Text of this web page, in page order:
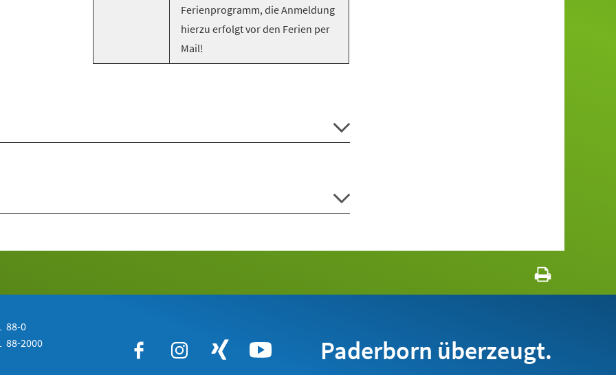
Ferienprogramm, die Anmeldung
hierzu erfolgt vor den Ferien per
Mail!
88-0
88-2000 Paderborn überzeugt.